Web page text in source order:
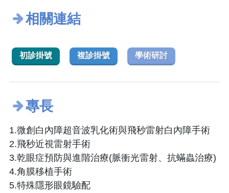
相關連結
初診掛號 複診掛號 學術研討
專長
1.微創白內障超音波乳化術與飛秒雷射白內障手術
2.飛秒近視雷射手術
3.乾眼症預防與進階治療(脈衝光雷射、抗蟎蟲治療)
4.角膜移植手術
5.特殊隱形眼鏡驗配